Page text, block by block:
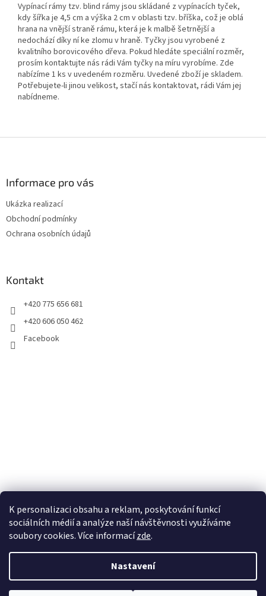
K personalizaci obsahu a reklam, poskytování funkcí
sociálních médií a analýze naší návštěvnosti využíváme
soubory cookies. Více informacízde.
Nastavení
Vypínací rámy tzv. blind rámy jsou skládané z vypínacích tyček,
kdy šířka je 4,5 cm a výška 2 cm v oblasti tzv. bříška, což je oblá
hrana na vnější straně rámu, která je k malbě šetrnější a
nedochází díky ní ke zlomu v hraně. Tyčky jsou vyrobené z
kvalitního borovicového dřeva. Pokud hledáte speciální rozměr,
prosím kontaktujte nás rádi Vám tyčky na míru vyrobíme. Zde
nabízíme 1 ks v uvedeném rozměru. Uvedené zboží je skladem.
Potřebujete-li jinou velikost, stačí nás kontaktovat, rádi Vám jej
nabídneme.
Informace pro vás
Ukázka realizací
Obchodní podmínky
Ochrana osobních údajů
Kontakt
+420 775 656 681
+420 606 050 462
Facebook